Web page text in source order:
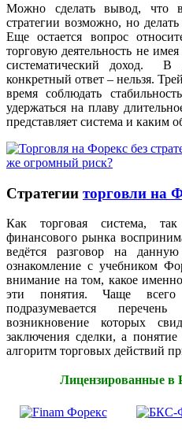
Можно сделать вывод, что
стратегии возможно, но
Еще остается вопрос
торговую деятельность не
систематический доход. В
конкретный ответ – нельзя.
время соблюдать
удержаться на плаву
представляет система и каким
Стратегии торговли на
Как торговая система,
финансового рынка
ведётся разговор на
ознакомление с учебником
внимание на том, какое
эти понятия. Чаще всего
подразумевается
возникновение которых
заключения сделки, а
алгоритм торговых действий
Лицензированные в